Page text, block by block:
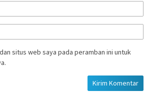
situs web saya pada peramban ini untuk